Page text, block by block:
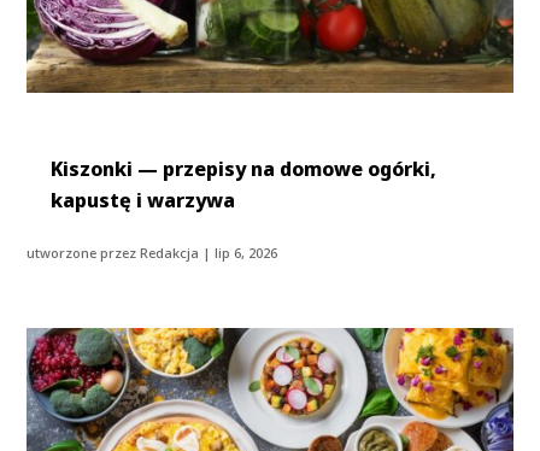
Kiszonki — przepisy na domowe ogórki,
kapustę i warzywa
utworzone przezRedakcja |lip 6, 2026